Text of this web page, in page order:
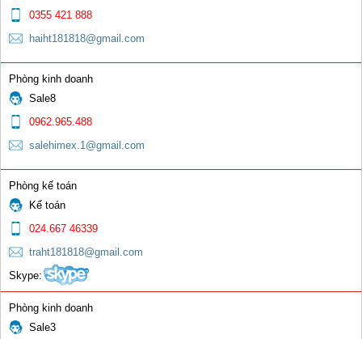
0355 421 888
haiht181818@gmail.com
Phòng kinh doanh
Sale8
0962.965.488
salehimex.1@gmail.com
Phòng kế toán
Kế toán
024.667 46339
traht181818@gmail.com
Skype:
Phòng kinh doanh
Sale3